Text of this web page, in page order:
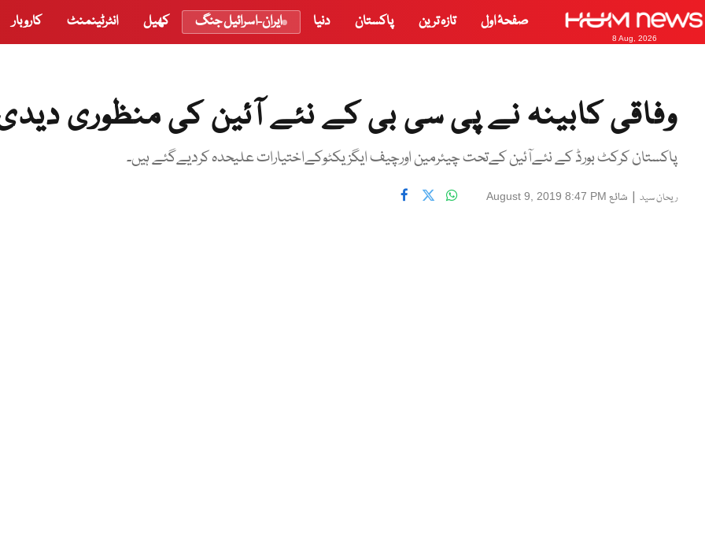
8 Aug, 2026
صفحۂ اول تازہ ترین پاکستان دنیا ایران-اسرائیل جنگ کھیل انٹرٹینمنٹ کاروبار
وفاقی کابینہ نے پی سی بی کے نئے آئین کی منظوری
پاکستان کرکٹ بورڈ کے نئےآئین کےتحت چیئرمین اورچیف ایگزیکٹوکےاختیارات علیحدہ کردیےگئے ہیں۔
ریحان سید | شائع August 9, 2019 8:47 PM